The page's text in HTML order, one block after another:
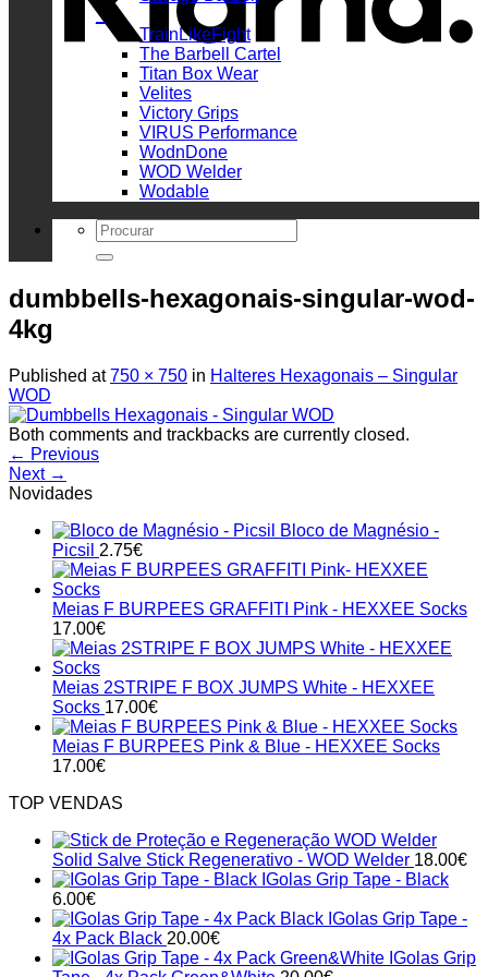
_
TrainLikeFight
The Barbell Cartel
Titan Box Wear
Velites
Victory Grips
VIRUS Performance
WodnDone
WOD Welder
Wodable
Search
for:
dumbbells-hexagonais-singular-wod-
4kg
Published at750 × 750 in Halteres Hexagonais – Singular
WOD
Both comments and trackbacks are currently closed.
← Previous
Next →
Novidades
Bloco de Magnésio -
Picsil 2.75€
Meias F BURPEES GRAFFITI Pink - HEXXEE Socks
17.00€
Meias 2STRIPE F BOX JUMPS White - HEXXEE
Socks 17.00€
Meias F BURPEES Pink & Blue - HEXXEE Socks
17.00€
TOP VENDAS
Solid Salve Stick Regenerativo - WOD Welder 18.00€
IGolas Grip Tape - Black
6.00€
IGolas Grip Tape -
4x Pack Black 20.00€
IGolas Grip